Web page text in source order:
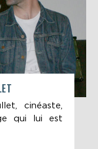
cinéaste,
qui lui est